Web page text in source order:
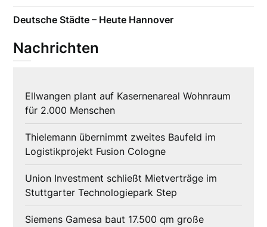
Deutsche Städte – Heute Hannover
Nachrichten
Ellwangen plant auf Kasernenareal Wohnraum
für 2.000 Menschen
Thielemann übernimmt zweites Baufeld im
Logistikprojekt Fusion Cologne
Union Investment schließt Mietverträge im
Stuttgarter Technologiepark Step
Siemens Gamesa baut 17.500 qm große